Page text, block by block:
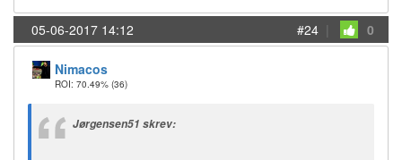
05-06-2017 14:12 #24 | 0
Nimacos
ROI: 70.49% (36)
Jørgensen51 skrev: